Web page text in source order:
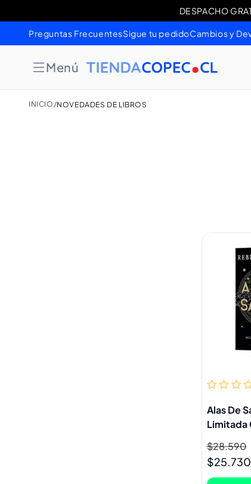
al contenido
DESPACHO
Preguntas FrecuentesSigue tu pedidoCambios y
Menú
INICIO/NOVEDADES DE LIBROS
Alas De
Limitada
Precio
habitual
$28.590
Precio
de
oferta
$25.730